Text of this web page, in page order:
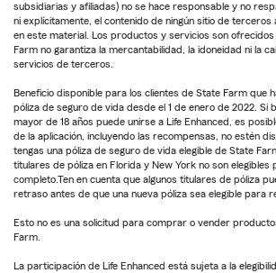
subsidiarias y afiliadas) no se hace responsable y no
ni explícitamente, el contenido de ningún sitio de terceros
en este material. Los productos y servicios son
Farm no garantiza la mercantabilidad, la idoneidad ni la
servicios de terceros.
Beneficio disponible para los clientes de State Farm que
póliza de seguro de vida desde el 1 de enero de 2022. Si
mayor de 18 años puede unirse a Life Enhanced, es
de la aplicación, incluyendo las recompensas, no estén
tengas una póliza de seguro de vida elegible de State
titulares de póliza en Florida y New York no son elegibles
completo.Ten en cuenta que algunos titulares de póliza
retraso antes de que una nueva póliza sea elegible para
Esto no es una solicitud para comprar o vender
Farm.
La participación de Life Enhanced está sujeta a la